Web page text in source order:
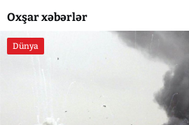
Oxşar xəbərlər
Dünya